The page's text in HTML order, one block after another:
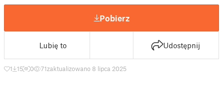
Pobierz
Lubię to Udostępnij
1 15 0 71zaktualizowano 8 lipca 2025